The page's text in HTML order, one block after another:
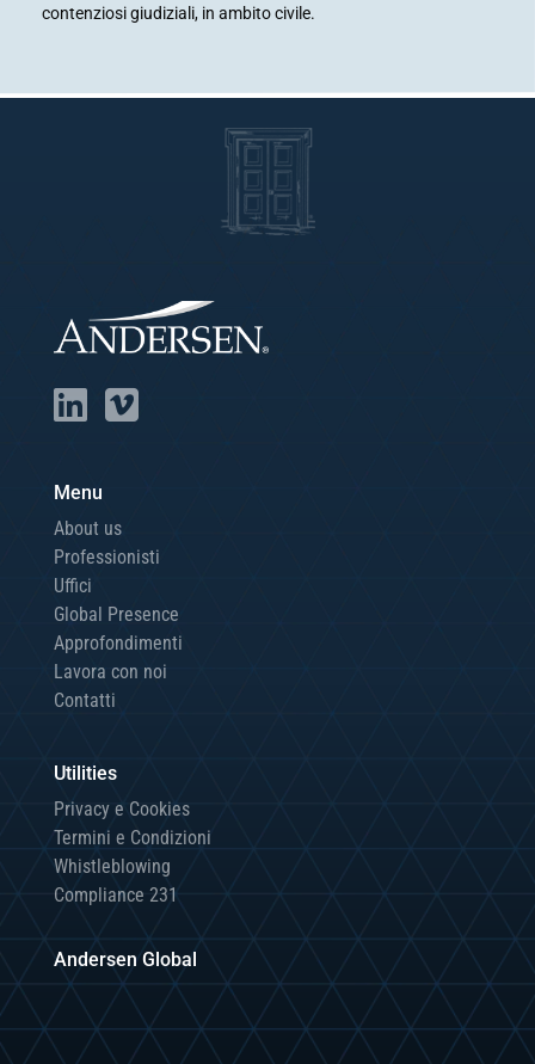
contenziosi giudiziali, in ambitocivile.
Menu
About us
Professionisti
Uffici
Global Presence
Approfondimenti
Lavora con noi
Contatti
Utilities
Privacy e Cookies
Termini e Condizioni
Whistleblowing
Compliance 231
Andersen Global